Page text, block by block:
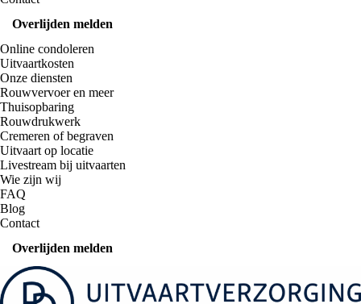
Overlijden melden
Online condoleren
Uitvaartkosten
Onze diensten
Rouwvervoer en meer
Thuisopbaring
Rouwdrukwerk
Cremeren of begraven
Uitvaart op locatie
Livestream bij uitvaarten
Wie zijn wij
FAQ
Blog
Contact
Overlijden melden